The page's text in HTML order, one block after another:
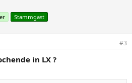
Stammgast
#3
in LX ?